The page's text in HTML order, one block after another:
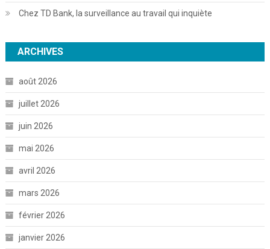
Chez TD Bank, la surveillance au travail qui inquiète
ARCHIVES
août 2026
juillet 2026
juin 2026
mai 2026
avril 2026
mars 2026
février 2026
janvier 2026